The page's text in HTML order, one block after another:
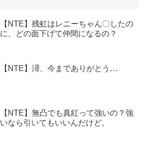
【NTE】残虹はレニーちゃん〇したの
に、どの面下げて仲間になるの？
【NTE】潯、今までありがとう…
【NTE】無凸でも真紅って強いの？強
いなら引いてもいいんだけど。